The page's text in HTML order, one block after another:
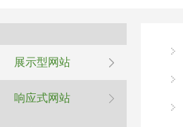
展示型网站
响应式网站